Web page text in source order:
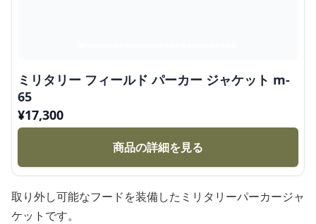
ミリタリー フィールド パーカー ジャケット m-
65
¥17,300
商品の詳細を見る
取り外し可能なフードを装備したミリタリーパーカージャ
ケットです。